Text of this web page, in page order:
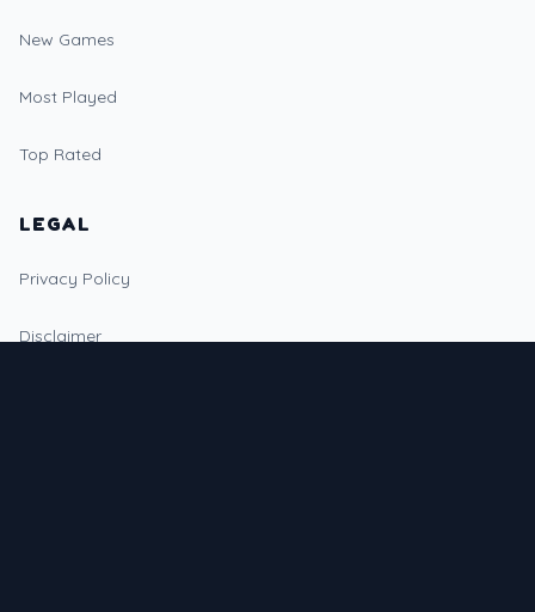
New Games
Most Played
Top Rated
LEGAL
Privacy Policy
Disclaimer